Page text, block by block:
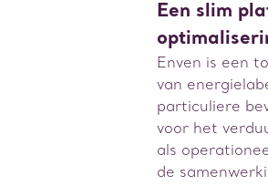
Een slim
Enven is een
van
particuliere
voor het
als
de